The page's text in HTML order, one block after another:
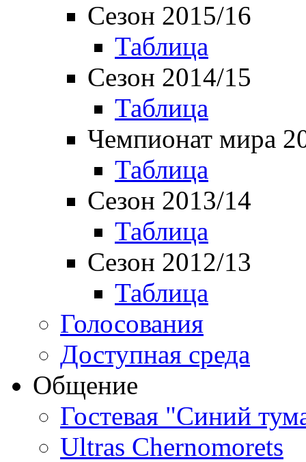
Сезон 2015/16
Таблица
Сезон 2014/15
Таблица
Чемпионат мира
Таблица
Сезон 2013/14
Таблица
Сезон 2012/13
Таблица
Голосования
Доступная среда
Общение
Гостевая "Синий
Ultras Chernomorets